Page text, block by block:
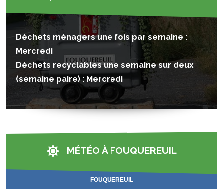
Déchets ménagers une fois par semaine :
Mercredi
Déchets recyclables une semaine sur deux
(semaine paire) : Mercredi
MÉTÉO À FOUQUEREUIL